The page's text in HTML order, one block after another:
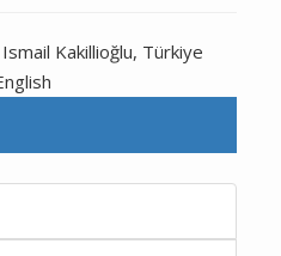
Ismail Kakillioğlu, Türkiye